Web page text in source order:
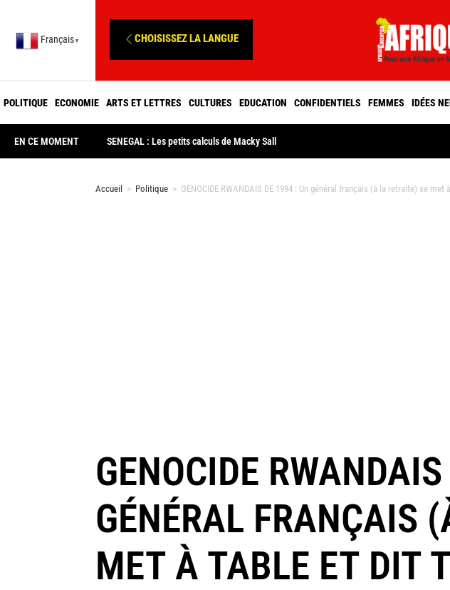
Français ▼ CHOISISSEZ LA LANGUE
POLITIQUE ECONOMIE ARTS ET LETTRES CULTURES EDUCATION CONFIDENTIELS FEMMES IDÉES
EN CE MOMENT SENEGAL : Les petits calculs de Macky Sall
Accueil > Politique > GENOCIDE RWANDAIS DE 1994 : Un général français (à la retraite) se
GENOCIDE
GÉNÉRAL FRANÇAIS
MET À TABLE ET DIT